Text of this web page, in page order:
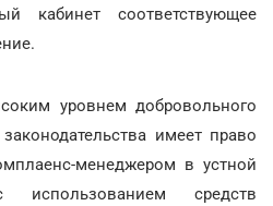
кабинет соответствующее
уровнем добровольного
имеет право
менеджером в устной
средств